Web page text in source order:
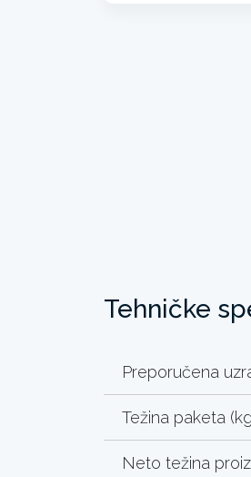
Tehničke
Preporučena
Težina paketa
Neto težina